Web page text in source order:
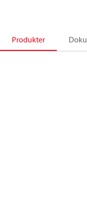
Produkter